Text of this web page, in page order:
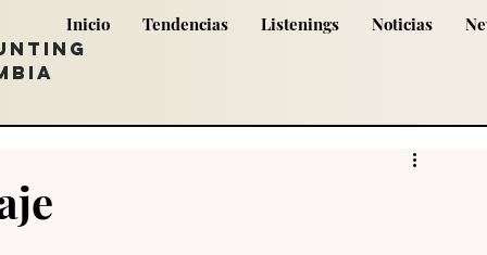
Inicio Tendencias Listenings Noticias